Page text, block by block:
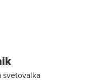
svetovalka